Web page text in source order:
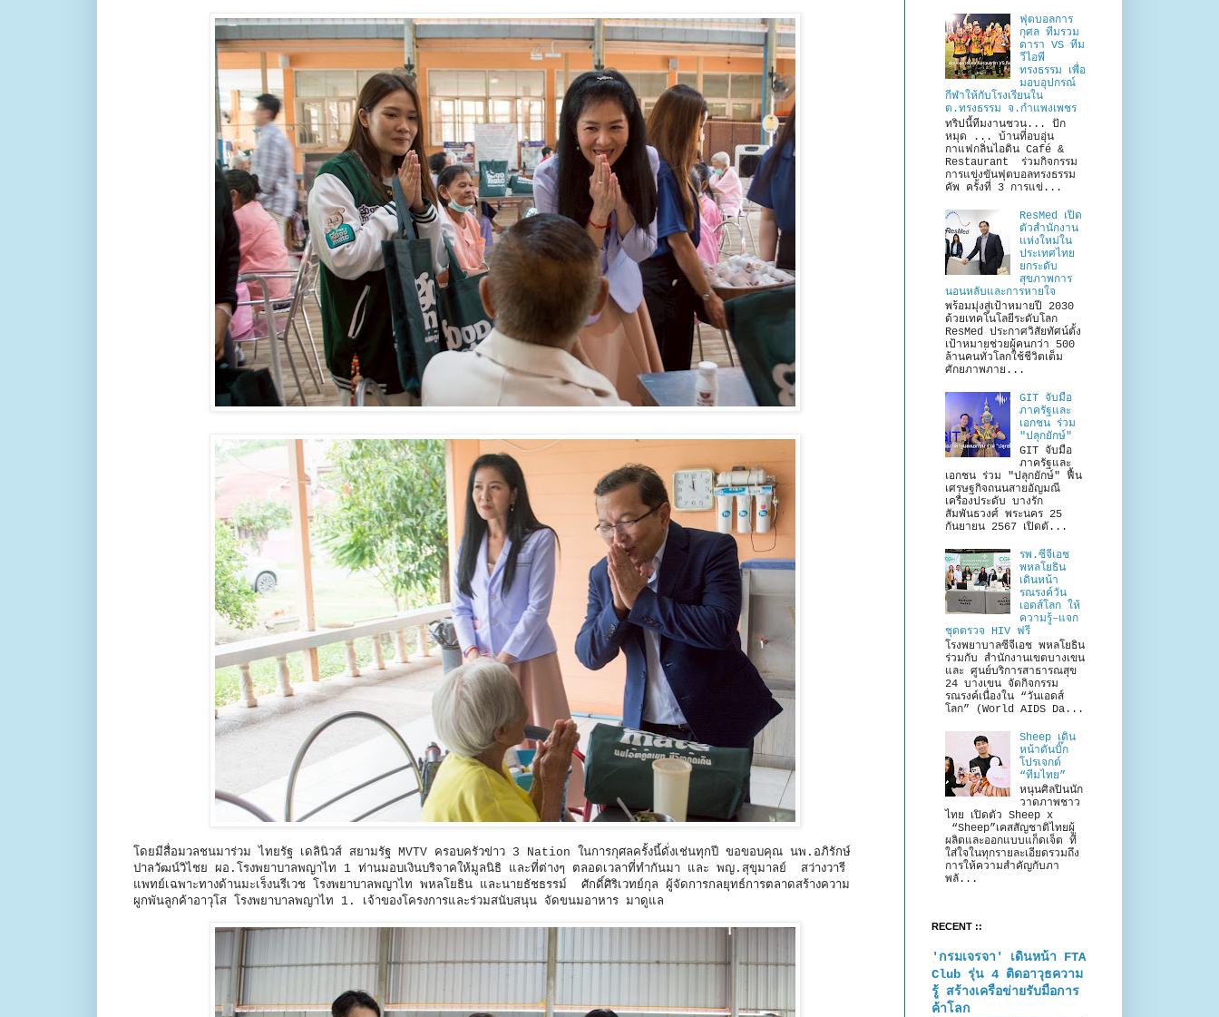
โดยมีสื่อมวลชนมาร่วม ไทยรัฐ เดลินิวส์ สยามรัฐ MVTV ครอบครัวข่าว 3 Nation ในการกุศลครั้งนี้ดั่งเช่นทุกปี ขอขอบคุณ นพ.อภิรักษ์
ปาลวัฒน์วิไชย ผอ.โรงพยาบาลพญาไท 1 ท่านมอบเงินบริจาคให้มูลนิธิ และที่ต่างๆ ตลอดเวลาที่ทำกันมา และ พญ.สุขุมาลย์ สว่างวารี
แพทย์เฉพาะทางด้านมะเร็งนรีเวช โรงพยาบาลพญาไท พหลโยธิน และนายธัชธรรม์ ศักดิ์ศิริเวทย์กุล ผู้จัดการกลยุทธ์การตลาดสร้างความ
ผูกพันลูกค้าอาวุโส โรงพยาบาลพญาไท 1. เจ้าของโครงการและร่วมสนับสนุน จัดขนมอาหาร มาดูแล
ฟุตบอลการ
กุศล ทีมรวม
ดารา VS ทีม
วีไอพี
ทรงธรรม เพื่อ
มอบอุปกรณ์
กีฬาให้กับโรงเรียนใน
ต.ทรงธรรม จ.กำแพงเพชร
ทริปนี้ทีมงานชวน... ปัก
หมุด ... บ้านที่อบอุ่น
กาแฟกลิ่นไอดิน Café &
Restaurant ร่วมกิจกรรม
การแข่งขันฟุตบอลทรงธรรม
คัพ ครั้งที่ 3 การแข่...
ResMed เปิด
ตัวสำนักงาน
แห่งใหม่ใน
ประเทศไทย
ยกระดับ
สุขภาพการ
นอนหลับและการหายใจ
พร้อมมุ่งสู่เป้าหมายปี 2030
ด้วยเทคโนโลยีระดับโลก
ResMed ประกาศวิสัยทัศน์ตั้ง
เป้าหมายช่วยผู้คนกว่า 500
ล้านคนทั่วโลกใช้ชีวิตเต็ม
ศักยภาพภาย...
GIT จับมือ
ภาครัฐและ
เอกชน ร่วม
"ปลุกยักษ์"
GIT จับมือ
ภาครัฐและ
เอกชน ร่วม "ปลุกยักษ์" ฟื้น
เศรษฐกิจถนนสายอัญมณี
เครื่องประดับ บางรัก
สัมพันธวงศ์ พระนคร 25
กันยายน 2567 เปิดตั...
รพ.ซีจีเอช
พหลโยธิน
เดินหน้า
รณรงค์วัน
เอดส์โลก ให้
ความรู้–แจก
ชุดตรวจ HIV ฟรี
โรงพยาบาลซีจีเอช พหลโยธิน
ร่วมกับ สำนักงานเขตบางเขน
และ ศูนย์บริการสาธารณสุข
24 บางเขน จัดกิจกรรม
รณรงค์เนื่องใน “วันเอดส์
โลก” (World AIDS Da...
Sheep เดิน
หน้าดันบิ๊ก
โปรเจกต์
“ทีมไทย”
หนุนศิลปินนัก
วาดภาพชาว
ไทย เปิดตัว Sheep x
“Sheep”เคสสัญชาติไทยผู้
ผลิตและออกแบบแก็ดเจ็ต ที่
ใส่ใจในทุกรายละเอียดรวมถึง
การให้ความสำคัญกับภา
พลั...
RECENT ::
'กรมเจรจา' เดินหน้า FTA
Club รุ่น 4 ติดอาวุธความ
รู้ สร้างเครือข่ายรับมือการ
ค้าโลก